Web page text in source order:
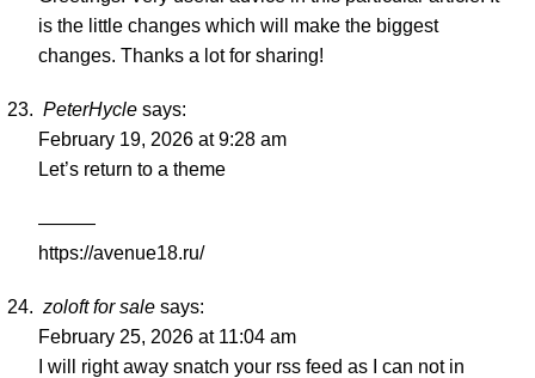
is the little changes which will make the biggest
changes. Thanks a lot for sharing!
PeterHycle says:
February 19, 2026 at 9:28 am
Let’s return to a theme
———
https://avenue18.ru/
zoloft for sale says:
February 25, 2026 at 11:04 am
I will right away snatch your rss feed as I can not in